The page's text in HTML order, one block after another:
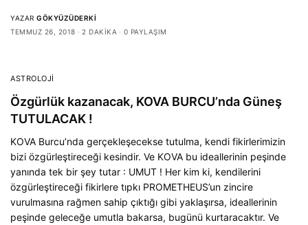
YAZAR GÖKYÜZÜDERKI
TEMMUZ 26, 2018
2 DAKIKA 0 PAYLAŞIM
ASTROLOJI
Özgürlük kazanacak, KOVA BURCU’nda Güneş
TUTULACAK !
KOVA Burcu’nda gerçekleşecekse tutulma, kendi fikirlerimizin
bizi özgürleştireceği kesindir. Ve KOVA bu ideallerinin peşinde
yanında tek bir şey tutar : UMUT ! Her kim ki, kendilerini
özgürleştireceği fikirlere tıpkı PROMETHEUS’un zincire
vurulmasına rağmen sahip çıktığı gibi yaklaşırsa, ideallerinin
peşinde geleceğe umutla bakarsa, bugünü kurtaracaktır. Ve